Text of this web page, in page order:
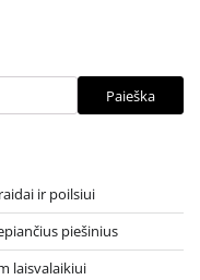
Paieška
ir poilsiui
piešinius
laisvalaikiui